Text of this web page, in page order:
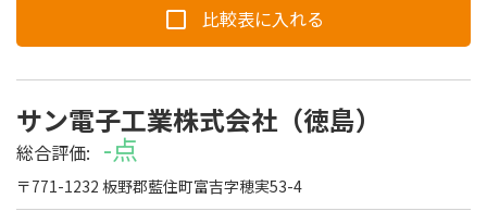
特集記事
比較表に入れる
サン電子工業株式会社（徳島）
総合評価: -点
〒771-1232 板野郡藍住町富吉字穂実53-4